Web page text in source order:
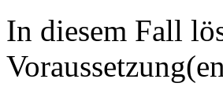
In diesem Fall